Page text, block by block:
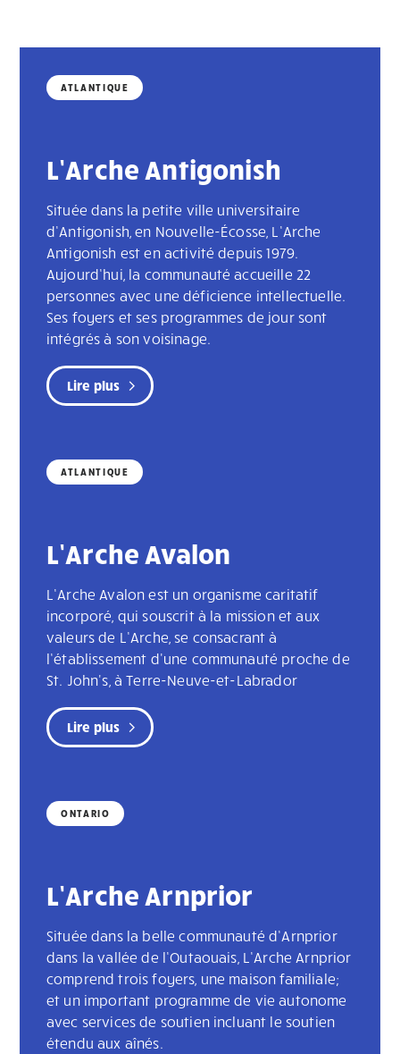
ATLANTIQUE
L’Arche Antigonish
Située dans la petite ville universitaire
d’Antigonish, en Nouvelle-Écosse, L’Arche
Antigonish est en activité depuis 1979.
Aujourd’hui, la communauté accueille 22
personnes avec une déficience intellectuelle.
Ses foyers et ses programmes de jour sont
intégrés à son voisinage.
Lire plus
ATLANTIQUE
L’Arche Avalon
L’Arche Avalon est un organisme caritatif
incorporé, qui souscrit à la mission et aux
valeurs de L’Arche, se consacrant à
l’établissement d'une communauté proche de
St. John's, à Terre-Neuve-et-Labrador
Lire plus
ONTARIO
L’Arche Arnprior
Située dans la belle communauté d’Arnprior
dans la vallée de l’Outaouais, L’Arche Arnprior
comprend trois foyers, une maison familiale;
et un important programme de vie autonome
avec services de soutien incluant le soutien
étendu aux aînés.